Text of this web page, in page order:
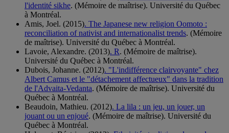
l'identité sikhe. (Mémoire de maîtrise). Université du Québec
à Montréal.
Amis, Joel. (2015). The Japanese new religion Oomoto :
reconciliation of nativist and internationalist trends. (Mémoire
de maîtrise). Université du Québec à Montréal.
Lavoie, Alexandre. (2013). R. (Mémoire de maîtrise).
Université du Québec à Montréal.
Dubois, Johanne. (2012). "L'indifférence clairvoyante" chez
Albert Camus et le "détachement affectueux" dans la tradition
de l'Advaita-Vedanta. (Mémoire de maîtrise). Université du
Québec à Montréal.
Beaudoin, Mathieu. (2012). La lila : un jeu, un jouer, un
jouant ou un enjoué. (Mémoire de maîtrise). Université du
Québec à Montréal.